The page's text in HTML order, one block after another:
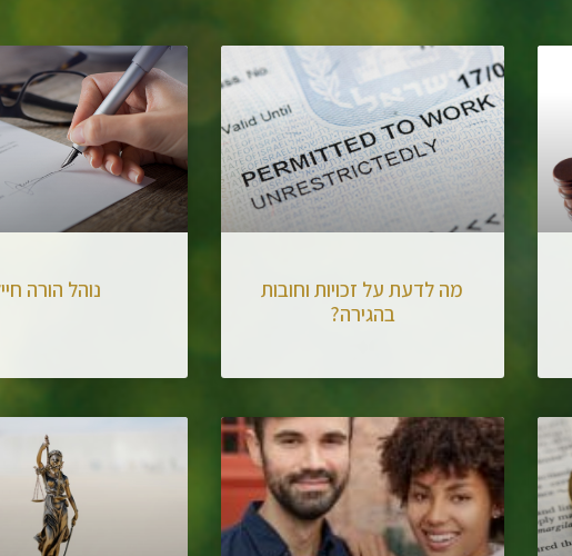
מה לדעת על זכויות וחובות
בהגירה?
נוהל הורה